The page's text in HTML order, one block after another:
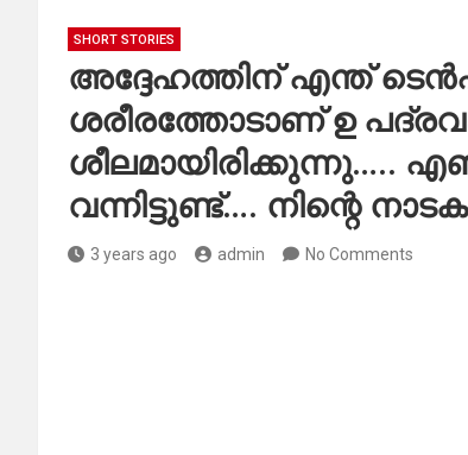
SHORT STORIES
അദ്ദേഹത്തിന് എന്ത്
ശരീരത്തോടാണ് ഉ
ശീലമായിരിക്കുന്നു…..
വന്നിട്ടുണ്ട്…. നിന്റെ
3 years ago admin No Comments